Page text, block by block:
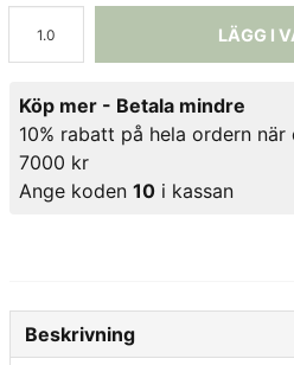
LÄGG I
Köp mer - Betala mindre
10% rabatt på hela ordern
7000 kr
Ange koden 10 i kassan
Beskrivning